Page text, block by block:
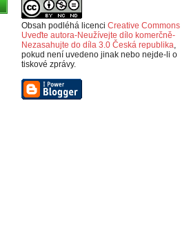
Obsah podléhá licenci Creative Commons
Uveďte autora-Neužívejte dílo komerčně-
Nezasahujte do díla 3.0 Česká republika,
pokud není uvedeno jinak nebo nejde-li o
tiskové zprávy.